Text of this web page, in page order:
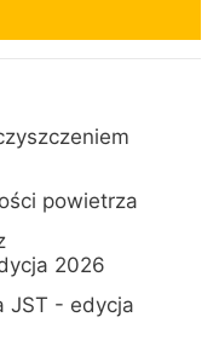
powietrza
2026
JST - edycja